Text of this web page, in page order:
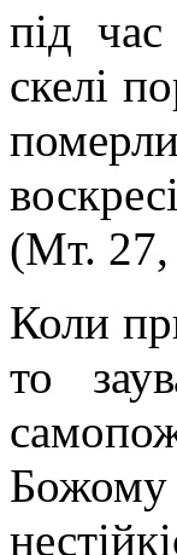
під
скелі
(Мт. 27,
Коли
то